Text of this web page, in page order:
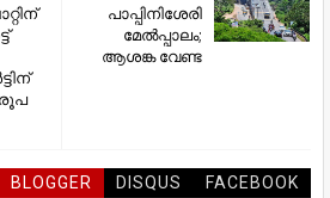
പാപ്പിനിശേരി
മേൽപ്പാലം;
ആശങ്ക വേണ്ട
രൂപ
BLOGGER DISQUS FACEBOOK